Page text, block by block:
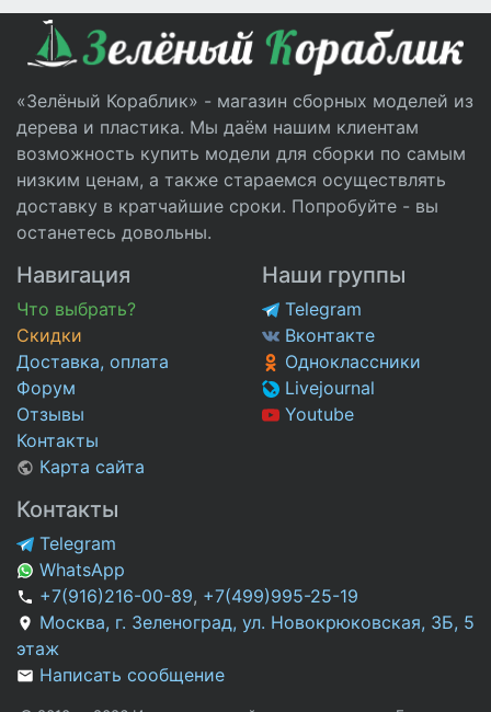
«Зелёный Кораблик» - магазин сборных моделей из
дерева и пластика. Мы даём нашим клиентам
возможность купить модели для сборки по самым
низким ценам, а также стараемся осуществлять
доставку в кратчайшие сроки. Попробуйте - вы
останетесь довольны.
Навигация
Что выбрать?
Скидки
Доставка, оплата
Форум
Отзывы
Контакты
Карта сайта
Наши группы
Telegram
Вконтакте
Одноклассники
Livejournal
Youtube
Контакты
Telegram
WhatsApp
+7(916)216-00-89, +7(499)995-25-19
Москва, г. Зеленоград, ул. Новокрюковская, 3Б, 5
этаж
Написать сообщение